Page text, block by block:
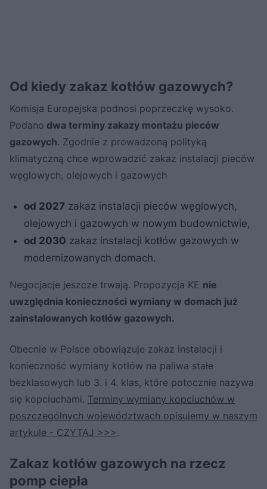
Od kiedy zakaz kotłów gazowych?
Komisja Europejska podnosi poprzeczkę wysoko.
Podano dwa terminy zakazy montażu pieców
gazowych. Zgodnie z prowadzoną polityką
klimatyczną chce wprowadzić zakaz instalacji pieców
węglowych, olejowych i gazowych
od 2027 zakaz instalacji pieców węglowych,
olejowych i gazowych w nowym budownictwie,
od 2030 zakaz instalacji kotłów gazowych w
modernizowanych domach.
Negocjacje jeszcze trwają. Propozycja KE nie
uwzględnia konieczności wymiany w domach już
zainstalowanych kotłów gazowych.
Obecnie w Polsce obowiązuje zakaz instalacji i
konieczność wymiany kotłów na paliwa stałe
bezklasowych lub 3. i 4. klas, które potocznie nazywa
się kopciuchami. Terminy wymiany kopciuchów w
poszczególnych województwach opisujemy w naszym
artykule - CZYTAJ >>>.
Zakaz kotłów gazowych na rzecz
pomp ciepła